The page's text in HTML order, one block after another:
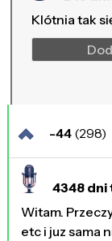
Klótnia tak
-44(298)
4348 dni
Witam.
etc i juz sama